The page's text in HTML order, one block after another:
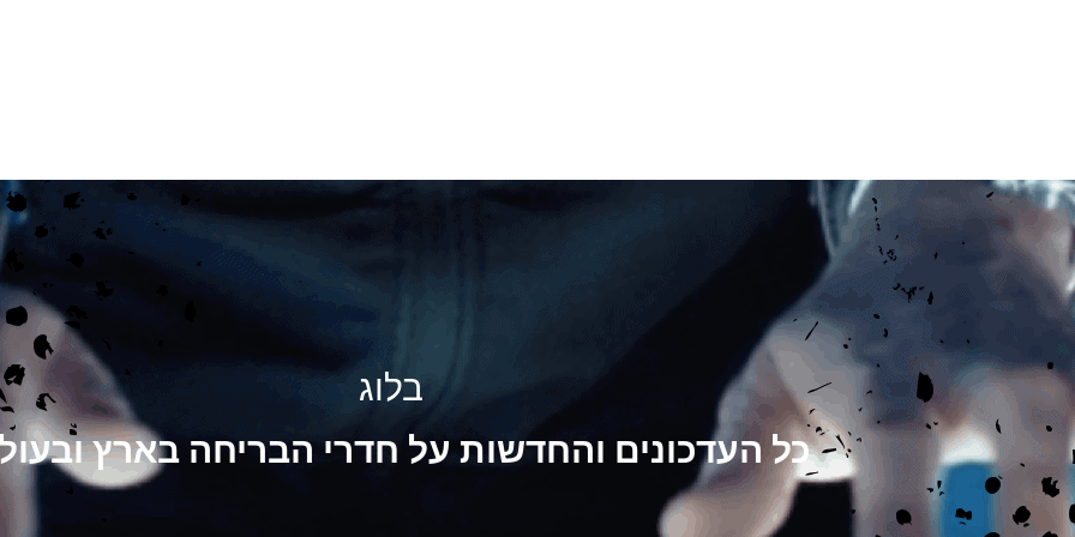
בלוג
כל העדכונים והחדשות על חדרי הבריחה בארץ